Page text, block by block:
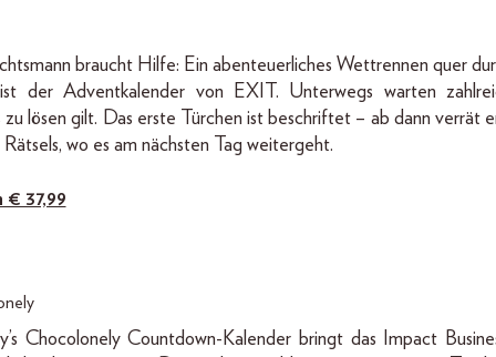
braucht Hilfe: Ein abenteuerliches Wettrennen quer
der Adventkalender von EXIT. Unterwegs warten
zu lösen gilt. Das erste Türchen ist beschriftet – ab dann verrät
wo es am nächsten Tag weitergeht.
€ 37,99
Chocolonely Countdown-Kalender bringt das Impact